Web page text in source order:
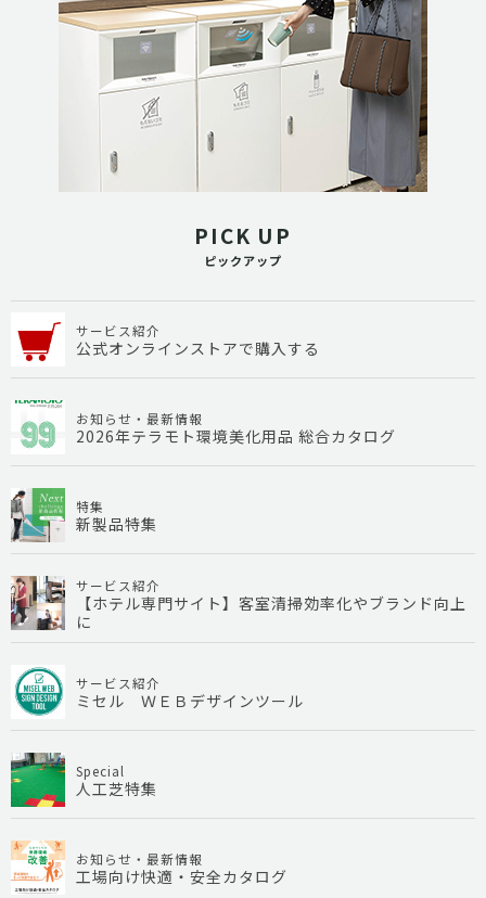
PICK UP
ピックアップ
サービス紹介
公式オンラインストアで購入する
お知らせ・最新情報
2026年テラモト環境美化用品 総合カタログ
特集
新製品特集
サービス紹介
【ホテル専門サイト】客室清掃効率化やブランド向上
に
サービス紹介
ミセル ＷＥＢデザインツール
Special
人工芝特集
お知らせ・最新情報
工場向け快適・安全カタログ